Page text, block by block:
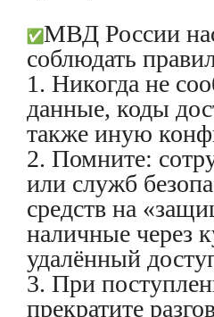
МВД России
соблюдать
1. Никогда не
данные, коды
также иную
2. Помните:
или служб
средств на
наличные через
удалённый
3. При
прекратите